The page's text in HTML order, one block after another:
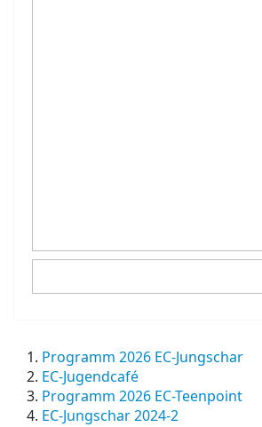
Programm 2026 EC-Jungschar
EC-Jugendcafé
Programm 2026 EC-Teenpoint
EC-Jungschar 2024-2